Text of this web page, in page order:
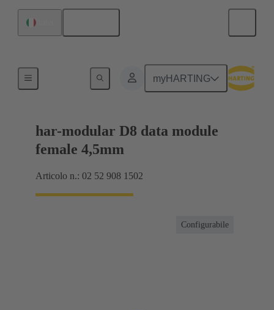
myHARTING
Collegamento scheda madre-scheda figlia
har-modular D8 data module
female 4,5mm
Articolo n.: 02 52 908 1502
Configurabile